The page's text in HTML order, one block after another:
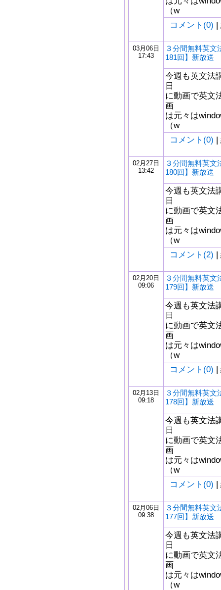
（w
コメント(0) |
03月06日
17:43
３分間無料英文
181回】新放送
今週も英文法
日
に動画で英文
画
は元々は
（w
コメント(0) |
02月27日
13:42
３分間無料英文
180回】新放送
今週も英文法
日
に動画で英文
画
は元々は
（w
コメント(2) |
02月20日
09:06
３分間無料英文
179回】新放送
今週も英文法
日
に動画で英文
画
は元々は
（w
コメント(0) |
02月13日
09:18
３分間無料英文
178回】新放送
今週も英文法
日
に動画で英文
画
は元々は
（w
コメント(0) |
02月06日
09:38
３分間無料英文
177回】新放送
今週も英文法
日
に動画で英文
画
は元々は
（w